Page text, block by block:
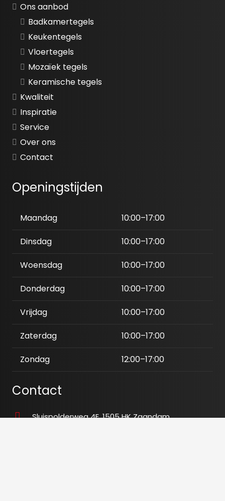
Ons aanbod
Badkamertegels
Keukentegels
Vloertegels
Mozaïek tegels
Keramische tegels
Kwaliteit
Inspiratie
Service
Over ons
Contact
Openingstijden
Maandag 10:00–17:00
Dinsdag 10:00–17:00
Woensdag 10:00–17:00
Donderdag 10:00–17:00
Vrijdag 10:00–17:00
Zaterdag 10:00–17:00
Zondag 12:00–17:00
Contact
Sluispolderweg 4E, 1505 HK Zaandam